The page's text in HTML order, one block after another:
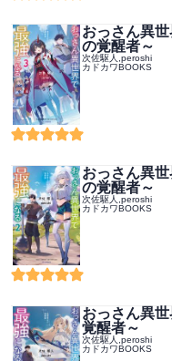
おっさん異
の覚醒者～
次佐駆人,peroshi
カドカワBOOKS
おっさん異
の覚醒者～
次佐駆人,peroshi
カドカワBOOKS
おっさん異
覚醒者～
次佐駆人,peroshi
カドカワBOOKS